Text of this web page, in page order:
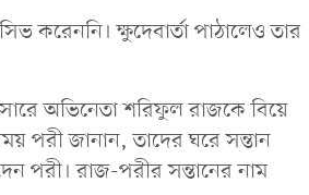
করেননি। ক্ষুদেবার্তা পাঠালেও তার
অভিনেতা শরিফুল রাজকে বিয়ে
পরী জানান, তাদের ঘরে সন্তান
পরী। রাজ-পরীর সন্তানের নাম